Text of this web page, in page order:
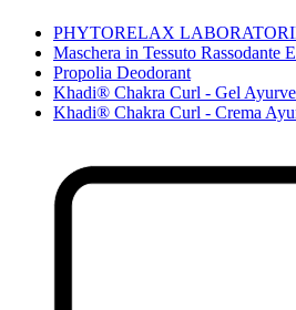
PHYTORELAX
Maschera in Tessuto
Propolia Deodorant
Khadi® Chakra Curl - Gel
Khadi® Chakra Curl - Crema